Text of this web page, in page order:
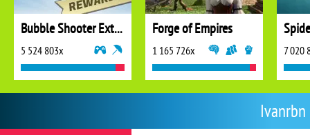
Bubble Shooter Extreme
5 524 803x
Forge of Empires
1 165 726x 7 020